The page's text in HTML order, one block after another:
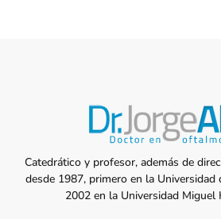
Catedrático y profesor, además de
desde 1987, primero en la Universidad
2002 en la Universidad Miguel